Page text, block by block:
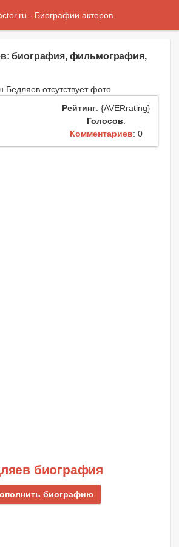
биография, фильмография,
Рейтинг: {AVERrating}
Голосов:
Комментариев: 0
биография
биографию